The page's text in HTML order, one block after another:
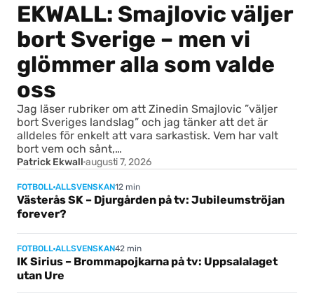
EKWALL: Smajlovic väljer
bort Sverige – men vi
glömmer alla som valde
oss
Jag läser rubriker om att Zinedin Smajlovic ”väljer
bort Sveriges landslag” och jag tänker att det är
alldeles för enkelt att vara sarkastisk. Vem har valt
bort vem och sånt,…
Patrick Ekwall augusti 7, 2026
FOTBOLL ALLSVENSKAN12 min
Västerås SK – Djurgården på tv: Jubileumströjan
forever?
FOTBOLL ALLSVENSKAN42 min
IK Sirius – Brommapojkarna på tv: Uppsalalaget
utan Ure